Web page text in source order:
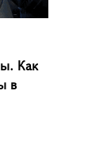
Как
в